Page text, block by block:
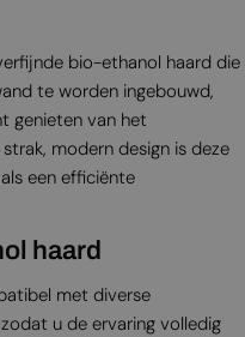
bio-ethanol haard die
te worden ingebouwd,
genieten van het
modern design is deze
een efficiënte
haard
met diverse
u de ervaring volledig